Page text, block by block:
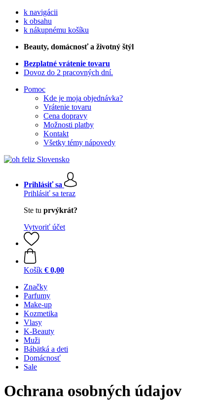
k navigácii
k obsahu
k nákupnému košíku
Beauty, domácnosť a životný štýl
Bezplatné vrátenie tovaru
Dovoz do 2 pracovných dní.
Pomoc
Kde je moja objednávka?
Vrátenie tovaru
Cena dopravy
Možnosti platby
Kontakt
Všetky témy nápovedy
Prihlásiť sa
Prihlásiť sa teraz
Ste tu prvýkrát?
Vytvoriť účet
Košík € 0,00
Značky
Parfumy
Make-up
Kozmetika
Vlasy
K-Beauty
Muži
Bábätká a deti
Domácnosť
Sale
Ochrana osobných údajov